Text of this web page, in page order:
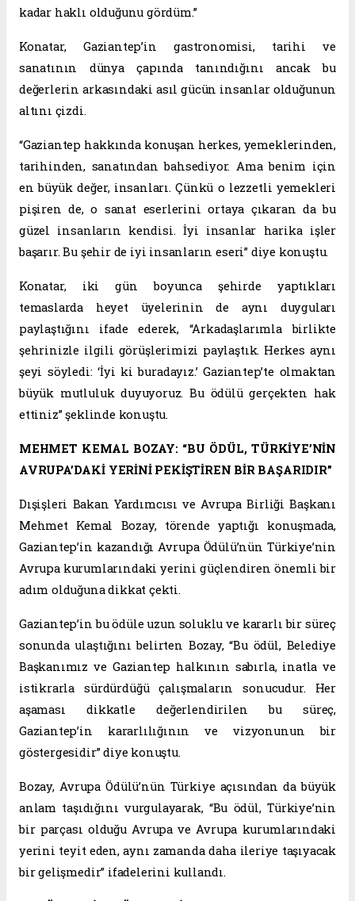
kadar haklı olduğunu gördüm.”
Konatar, Gaziantep’in gastronomisi, tarihi ve
sanatının dünya çapında tanındığını ancak bu
değerlerin arkasındaki asıl gücün insanlar olduğunun
altını çizdi.
“Gaziantep hakkında konuşan herkes, yemeklerinden,
tarihinden, sanatından bahsediyor. Ama benim için
en büyük değer, insanları. Çünkü o lezzetli yemekleri
pişiren de, o sanat eserlerini ortaya çıkaran da bu
güzel insanların kendisi. İyi insanlar harika işler
başarır. Bu şehir de iyi insanların eseri” diye konuştu.
Konatar, iki gün boyunca şehirde yaptıkları
temaslarda heyet üyelerinin de aynı duyguları
paylaştığını ifade ederek, “Arkadaşlarımla birlikte
şehrinizle ilgili görüşlerimizi paylaştık. Herkes aynı
şeyi söyledi: ‘İyi ki buradayız.’ Gaziantep’te olmaktan
büyük mutluluk duyuyoruz. Bu ödülü gerçekten hak
ettiniz” şeklinde konuştu.
MEHMET KEMAL BOZAY: “BU ÖDÜL, TÜRKİYE’NİN
AVRUPA’DAKİ YERİNİ PEKİŞTİREN BİR BAŞARIDIR”
Dışişleri Bakan Yardımcısı ve Avrupa Birliği Başkanı
Mehmet Kemal Bozay, törende yaptığı konuşmada,
Gaziantep’in kazandığı Avrupa Ödülü’nün Türkiye’nin
Avrupa kurumlarındaki yerini güçlendiren önemli bir
adım olduğuna dikkat çekti.
Gaziantep’in bu ödüle uzun soluklu ve kararlı bir süreç
sonunda ulaştığını belirten Bozay, “Bu ödül, Belediye
Başkanımız ve Gaziantep halkının sabırla, inatla ve
istikrarla sürdürdüğü çalışmaların sonucudur. Her
aşaması dikkatle değerlendirilen bu süreç,
Gaziantep’in kararlılığının ve vizyonunun bir
göstergesidir” diye konuştu.
Bozay, Avrupa Ödülü’nün Türkiye açısından da büyük
anlam taşıdığını vurgulayarak, “Bu ödül, Türkiye’nin
bir parçası olduğu Avrupa ve Avrupa kurumlarındaki
yerini teyit eden, aynı zamanda daha ileriye taşıyacak
bir gelişmedir” ifadelerini kullandı.